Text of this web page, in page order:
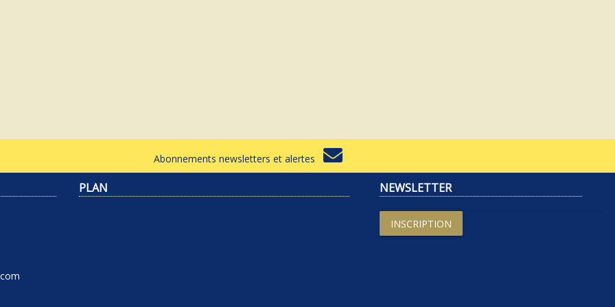
Abonnements newsletters et alertes
PLAN NEWSLETTER
INSCRIPTION